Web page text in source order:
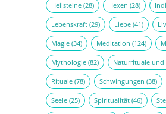
Heilsteine(28) Hexen (28)
Lebenskraft(29) Liebe(41)
Magie(34) Meditation (124)
Mythologie(82) Naturrituale und
Rituale(78) Schwingungen (38)
Seele(25) Spiritualität(46)